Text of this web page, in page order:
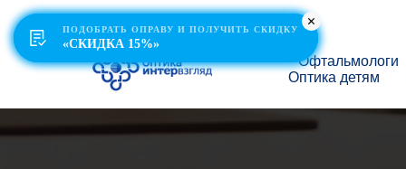
Офтальмологи
Оптика детям
ПОДОБРАТЬ ОПРАВУ И ПОЛУЧИТЬ СКИДКУ
«СКИДКА 15%»
ПОДОБРАТЬ ОПРАВУ И ПОЛУЧИТЬ СКИДКУ
«СКИДКА 15%»